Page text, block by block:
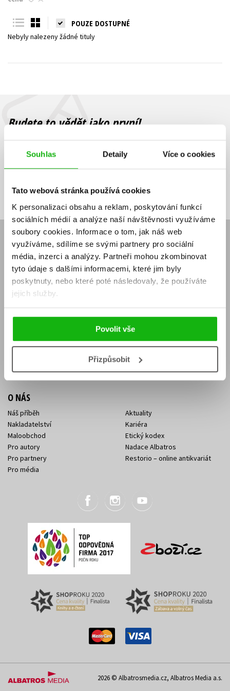
Souhlas Detaily Více o cookies
Tato webová stránka používá cookies
K personalizaci obsahu a reklam, poskytování funkcí
sociálních médií a analýze naší návštěvnosti využíváme
soubory cookies. Informace o tom, jak náš web
využíváme, sdílíme se svými partnery pro sociální
média, inzerci a analýzy. Partneři mohou zkombinovat
tyto údaje s dalšími informacemi, které jim byly
poskytnuty, nebo které poté následovaly, že používáte
jejich služby.
Povolit vše
Přizpůsobit
Young adult (SK)
Všechny tituly
POUZE DOSTUPNÉ
Nebyly nalezeny žádné tituly
Budete to vědět jako první!
Zajímá Vás, jaký knižní hit právě vychází, na jaké zboží je výhodná
sleva, jaká běží soutěž o ceny? Přihlášením k odběru našich e-
souhlasíte se zpracováním osobních údajů
mailová
adresa
mailová
adresa
Vaše e-mailová adresa Přihlásit se
E-SHOP
Aktuality
Naši autoři
Obchodní podmínky
Jak nakoupit
Knižní novinky
Dárkové poukazy
Affiliate program
KONTAKTY
Sídlo společnosti
Kontakty Albatros Media
O NÁS
Náš příběh
Nakladatelství
Maloobchod
Pro autory
Pro partnery
Pro média
Aktuality
Kariéra
Etický kodex
Nadace Albatros
Restorio – online antikvariát
2026 © Albatrosmedia.cz, Albatros Media a.s.